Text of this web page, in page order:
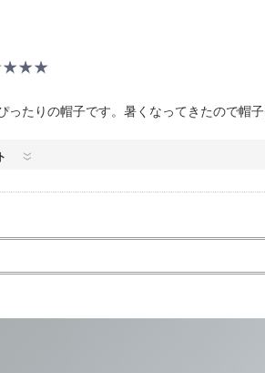
ったりの帽子です。暑くなってきたので帽